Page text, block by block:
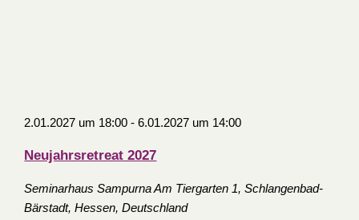
2.01.2027 um 18:00 -6.01.2027 um 14:00
Neujahrsretreat 2027
Seminarhaus SampurnaAm Tiergarten 1, Schlangenbad-
Bärstadt, Hessen, Deutschland